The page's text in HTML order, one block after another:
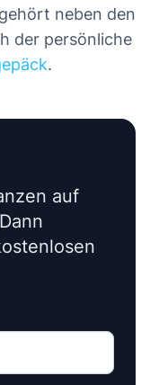
neben den
der persönliche
.
auf